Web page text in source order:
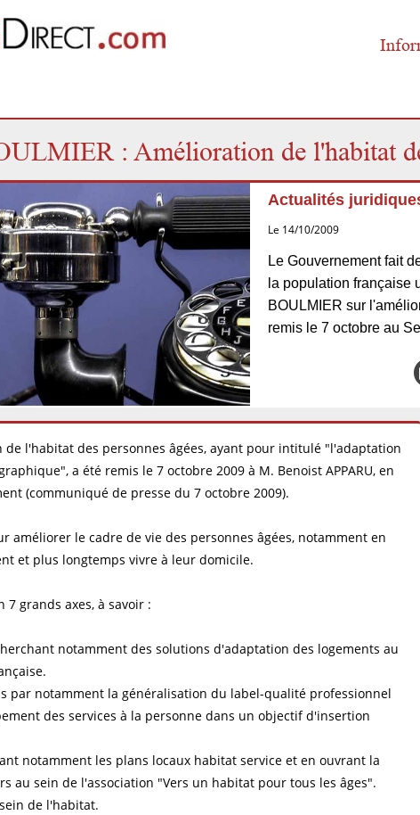
: Amélioration de l'habitat
Actualités
Le 14/10/2009
Le Gouvernement fait
la population française
BOULMIER sur
remis le 7 octobre au
de l'habitat des personnes âgées, ayant pour intitulé "l'adaptation
a été remis le 7 octobre 2009 à M. Benoist APPARU, en
(communiqué de presse du 7 octobre 2009).
améliorer le cadre de vie des personnes âgées, notamment en
et plus longtemps vivre à leur domicile.
grands axes, à savoir :
notamment des solutions d'adaptation des logements au
par notamment la généralisation du label-qualité professionnel
des services à la personne dans un objectif d'insertion
notamment les plans locaux habitat service et en ouvrant la
au sein de l'association "Vers un habitat pour tous les âges".
de l'habitat.